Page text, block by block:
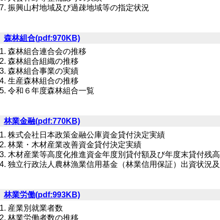
振興山村地域及び過疎地域等の指定状況
森林組合(pdf:970KB)
森林組合連合会の推移
森林組合組織の推移
森林組合事業の実績
生産森林組合の推移
令和６年度森林組合一覧
林業金融(pdf:770KB)
株式会社日本政策金融公庫資金貸付決定実績
林業・木材産業改善資金貸付決定実績
木材産業等高度化推進資金年度別貸付額及び年度末貸付残高
独立行政法人農林漁業信用基金（林業信用保証）出資状況
林業労働(pdf:993KB)
産業別就業者数
林業労働者数の推移